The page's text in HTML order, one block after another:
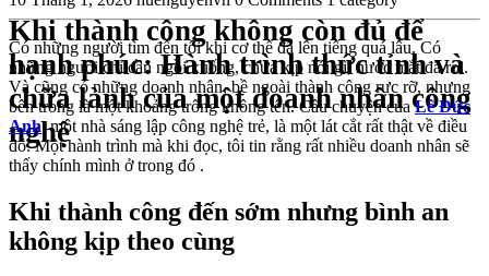
Khi thành công không còn đủ để
hạnh phúc: Hành trình thức tỉnh và
chữa lành của một doanh nhân công
nghệ
Có những người tìm đến tôi khi cơ thể đã lên tiếng quá lâu. Có
những người chỉ cần ngồi xuống, chưa kịp nói gì, nước mắt đã rơi.
Và cũng có những doanh nhân, bề ngoài thành công rực rỡ, nhưng
bên trong là một khoảng trống không tên. Câu chuyện củaLê Đức
Anh, một nhà sáng lập công nghệ trẻ, là một lát cắt rất thật về điều
đó. Một hành trình mà khi đọc, tôi tin rằng rất nhiều doanh nhân sẽ
thấy chính mình ở trong đó .
Khi thành công đến sớm nhưng bình an
không kịp theo cùng